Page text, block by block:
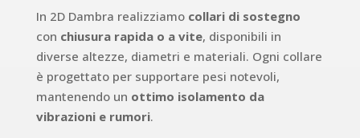
In 2D Dambra realizziamo collari di sostegno
con chiusura rapida o a vite, disponibili in
diverse altezze, diametri e materiali. Ogni collare
è progettato per supportare pesi notevoli,
mantenendo un ottimo isolamento da
vibrazioni e rumori.